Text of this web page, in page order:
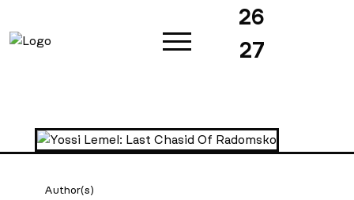
26
27
Author(s)